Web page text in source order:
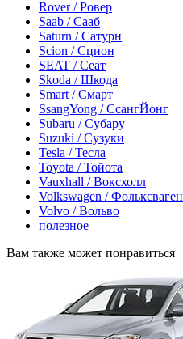
Rover / Ровер
Saab / Сааб
Saturn / Сатурн
Scion / Сцион
SEAT / Сеат
Skoda / Шкода
Smart / Смарт
SsangYong / СсангЙонг
Subaru / Субару
Suzuki / Сузуки
Tesla / Тесла
Toyota / Тойота
Vauxhall / Воксхолл
Volkswagen / Фольксваген
Volvo / Вольво
полезное
Вам также может понравиться